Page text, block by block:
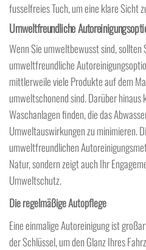
fusselfreies Tuch, um eine klare Sicht
Umweltfreundliche
Wenn Sie umweltbewusst sind, sollten
umweltfreundliche
mittlerweile viele Produkte auf dem
umweltschonend sind. Darüber hinaus
Waschanlagen finden, die das
Umweltauswirkungen zu minimieren.
umweltfreundlichen
Natur, sondern zeigt auch Ihr
Umweltschutz.
Die regelmäßige Autopflege
Eine einmalige Autoreinigung ist
der Schlüssel, um den Glanz Ihres